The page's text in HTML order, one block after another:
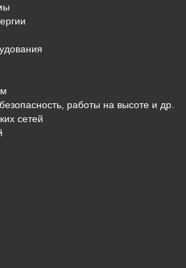
работы на высоте и др.
сетей